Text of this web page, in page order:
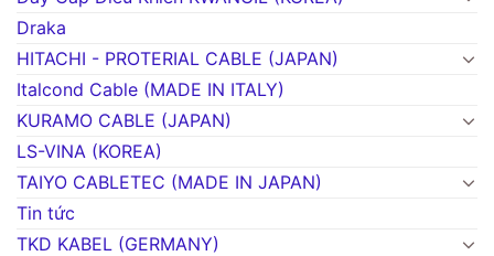
Draka
HITACHI - PROTERIAL CABLE (JAPAN)
Italcond Cable (MADE IN ITALY)
KURAMO CABLE (JAPAN)
LS-VINA (KOREA)
TAIYO CABLETEC (MADE IN JAPAN)
Tin tức
TKD KABEL (GERMANY)